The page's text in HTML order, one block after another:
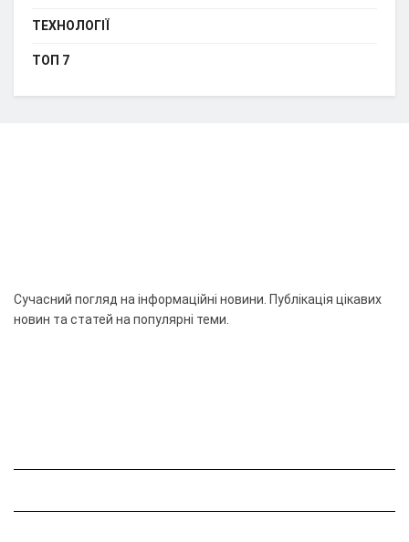
ТЕХНОЛОГІЇ
ТОП 7
Сучасний погляд на інформаційні новини. Публікація цікавих
новин та статей на популярні теми.